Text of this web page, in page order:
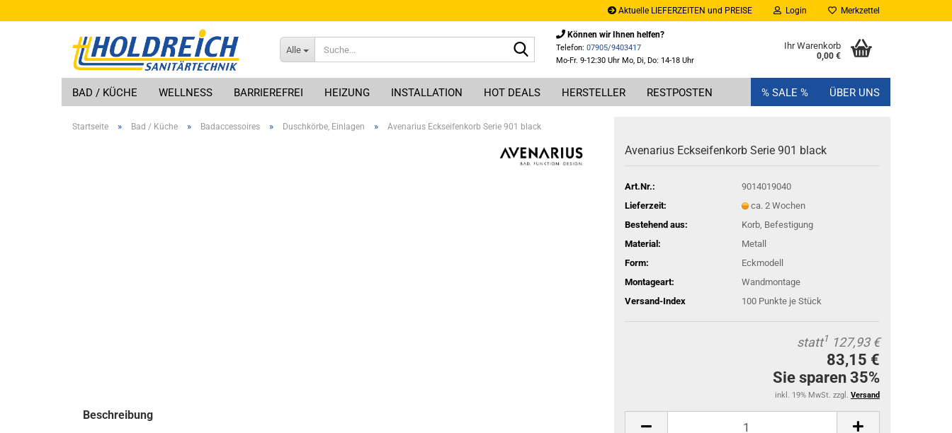
Aktuelle LIEFERZEITEN und PREISE Login Merkzettel
Alle
Suche...
Können wir Ihnen helfen?
Telefon: 07905/9403417
Mo-Fr. 9-12:30 Uhr Mo, Di, Do: 14-18 Uhr
Ihr Warenkorb
0,00 €
BAD / KÜCHE WELLNESS BARRIEREFREI HEIZUNG INSTALLATION HOT DEALS HERSTELLER RESTPOSTEN % SALE % ÜBER UNS
Startseite » Bad / Küche » Badaccessoires » Duschkörbe, Einlagen » Avenarius Eckseifenkorb Serie 901 black
Ave­na­ri­us Eck­sei­fen­korb Serie 901 black
Art.Nr.:
9014019040
Lieferzeit:
ca. 2 Wochen
Bestehend aus:
Korb, Befestigung
Material:
Metall
Form:
Eckmodell
Montageart:
Wandmontage
Versand-Index
100 Punkte je Stück
statt1 127,93 €
83,15 €
Sie sparen 35%
inkl. 19% MwSt. zzgl. Versand
Beschreibung